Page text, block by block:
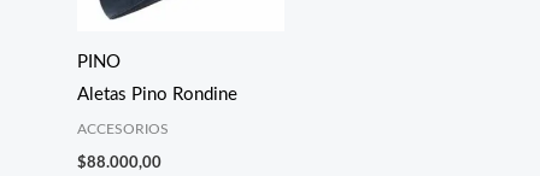
PINO
Aletas Pino Rondine
ACCESORIOS
$88.000,00